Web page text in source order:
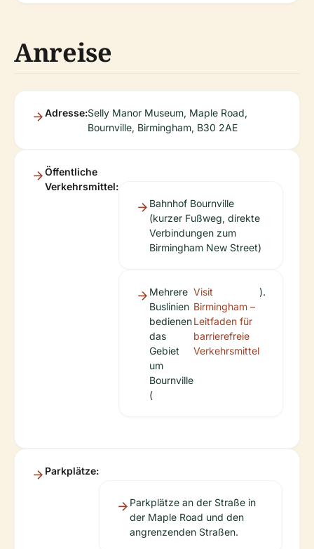
Anreise
Adresse:Selly Manor Museum, Maple Road,
Bournville, Birmingham, B30 2AE
Öffentliche
Verkehrsmittel:
Bahnhof Bournville
(kurzer Fußweg, direkte
Verbindungen zum
Birmingham New Street)
Mehrere
Buslinien
bedienen
das
Gebiet
um
Bournville
(
Visit
Birmingham –
Leitfaden für
barrierefreie
Verkehrsmittel
).
Parkplätze:
Parkplätze an der Straße in
der Maple Road und den
angrenzenden Straßen.